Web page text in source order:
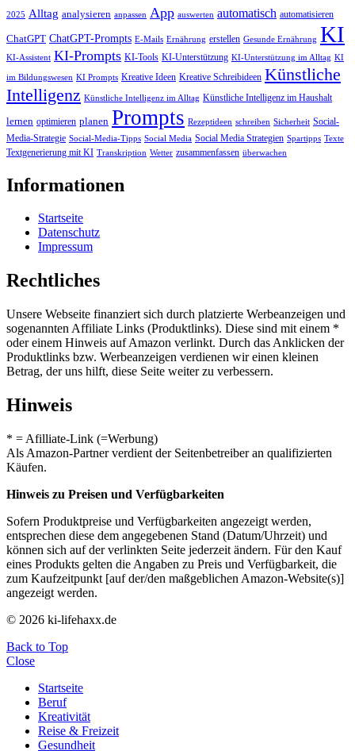
2025 Alltag analysieren anpassen App auswerten automatisch automatisieren
ChatGPT ChatGPT-Prompts E-Mails Ernährung erstellen Gesunde Ernährung KI
KI-Assistent KI-Prompts KI-Tools KI-Unterstützung KI-Unterstützung im Alltag KI
im Bildungswesen KI Prompts Kreative Ideen Kreative Schreibideen Künstliche
Intelligenz Künstliche Intelligenz im Alltag Künstliche Intelligenz im Haushalt
lernen optimieren planen Prompts Rezeptideen schreiben Sicherheit Social-
Media-Strategie Social-Media-Tipps Social Media Social Media Strategien Spartipps Texte
Textgenerierung mit KI Transkription Wetter zusammenfassen überwachen
Informationen
Startseite
Datenschutz
Impressum
Rechtliches
Unsere Webseite finanziert sich durch platzierte Werbeanzeigen und
sogenannten Affiliate Links (Produktlinks). Diese sind mit einem *
oder einem Hinweis auf Amazon verlinkt. Durch das Anklicken der
Produktlinks bzw. Werbeanzeigen verdienen wir einen kleinen
Betrag, der uns hilft, diese Seite weiter zu verbessern.
Hinweis
* = Afilliate-Link (=Werbung)
Als Amazon-Partner verdient der Seitenbetreiber an qualifizierten
Käufen.
Hinweis zu Preisen und Verfügbarkeiten
Sofern Produktpreise und Verfügbarkeiten angezeigt werden,
entsprechen diese dem angegebenen Stand (Datum/Uhrzeit) und
können sich auf der verlinkten Seite jederzeit ändern. Für den Kauf
eines Produkts gelten die Angaben zu Preis und Verfügbarkeit, die
zum Kaufzeitpunkt [auf der/den maßgeblichen Amazon-Website(s)]
angezeigt werden.
© 2026 ki-lifehaxx.de
Back to Top
Close
Startseite
Beruf
Kreativität
Reise & Freizeit
Gesundheit